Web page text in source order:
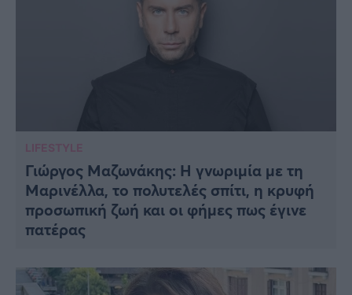
LIFESTYLE
Γιώργος Μαζωνάκης: Η γνωριμία με τη
Μαρινέλλα, το πολυτελές σπίτι, η κρυφή
προσωπική ζωή και οι φήμες πως έγινε
πατέρας